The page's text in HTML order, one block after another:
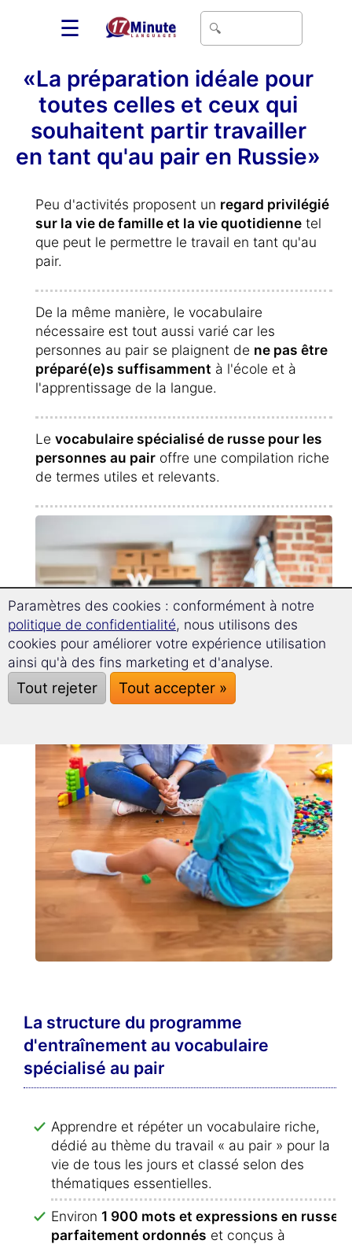
☰
«La préparation idéale pour
toutes celles et ceux qui
souhaitent partir travailler
en tant qu'au pair en Russie»
Peu d'activités proposent un regard privilégié
sur la vie de famille et la vie quotidienne tel
que peut le permettre le travail en tant qu'au
pair.
De la même manière, le vocabulaire
nécessaire est tout aussi varié car les
personnes au pair se plaignent de ne pas être
préparé(e)s suffisamment à l'école et à
l'apprentissage de la langue.
Le vocabulaire spécialisé de russe pour les
personnes au pair offre une compilation riche
de termes utiles et relevants.
La structure du programme
d'entraînement au vocabulaire
spécialisé au pair
Apprendre et répéter un vocabulaire riche,
dédié au thème du travail « au pair » pour la
vie de tous les jours et classé selon des
thématiques essentielles.
Environ 1 900 mots et expressions en russe
parfaitement ordonnés et conçus à
Paramètres des cookies : conformément à notre
politique de confidentialité, nous utilisons des
cookies pour améliorer votre expérience utilisation
ainsi qu'à des fins marketing et d'analyse.
Tout rejeter Tout accepter »